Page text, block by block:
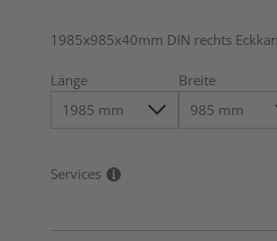
1985x985x40mm DIN rechts
Länge Breite
Services